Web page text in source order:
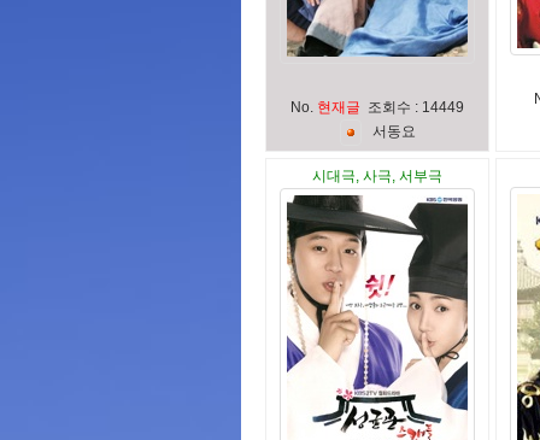
No. 현재글 조회수 : 14449
서 동요
시대극, 사극, 서부극